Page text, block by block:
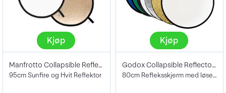
Kjøp
Manfrotto Collapsible Reflector 95cm
95cm Sunfire og Hvit Reflektor
Kjøp
Godox Collapsible Reflector 7-in-1 80cm
80cm Refleksskjerm med løse trekk